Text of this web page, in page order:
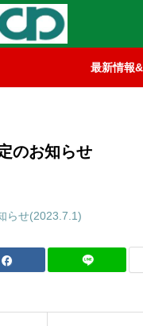
最新情報
のお知らせ
らせ(2023.7.1)